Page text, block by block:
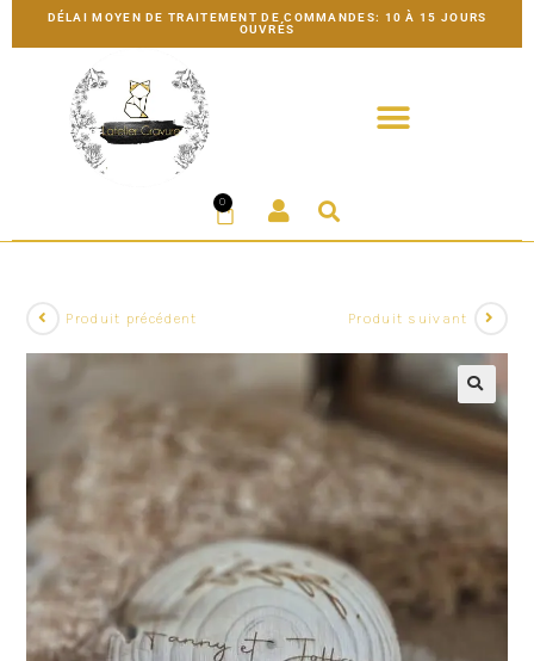
DÉLAI MOYEN DE TRAITEMENT DE COMMANDES: 10 À 15 JOURS
OUVRÉS
0
Produit précédent Produit suivant